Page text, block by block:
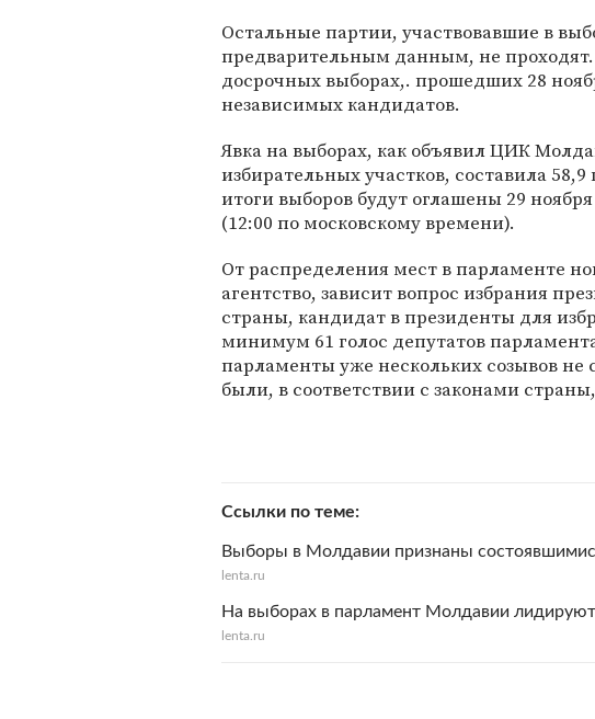
Остальные партии, участвовавшие в
предварительным данным, не проходят.
досрочных выборах,. прошедших 28
независимых кандидатов.
Явка на выборах, как объявил ЦИК
избирательных участков, составила
итоги выборов будут оглашены 29
(12:00 по московскому времени).
От распределения мест в парламенте
агентство, зависит вопрос избрания
страны, кандидат в президенты для
минимум 61 голос депутатов
парламенты уже нескольких созывов не
были, в соответствии с законами
Ссылки по теме
Выборы в Молдавии признаны
lenta.ru
На выборах в парламент Молдавии
lenta.ru